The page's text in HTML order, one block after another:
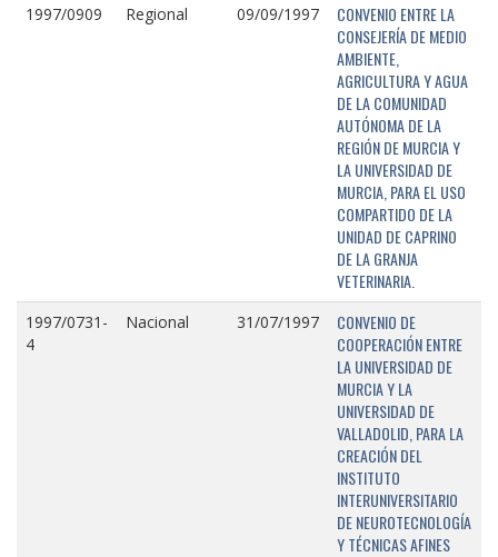
1997/0909 Regional 09/09/1997
CONVENIO ENTRE LA
CONSEJERÍA DE MEDIO
AMBIENTE,
AGRICULTURA Y AGUA
DE LA COMUNIDAD
AUTÓNOMA DE LA
REGIÓN DE MURCIA Y
LA UNIVERSIDAD DE
MURCIA, PARA EL USO
COMPARTIDO DE LA
UNIDAD DE CAPRINO
DE LA GRANJA
VETERINARIA.
1997/0731-
4
Nacional 31/07/1997
CONVENIO DE
COOPERACIÓN ENTRE
LA UNIVERSIDAD DE
MURCIA Y LA
UNIVERSIDAD DE
VALLADOLID, PARA LA
CREACIÓN DEL
INSTITUTO
INTERUNIVERSITARIO
DE NEUROTECNOLOGÍA
Y TÉCNICAS AFINES